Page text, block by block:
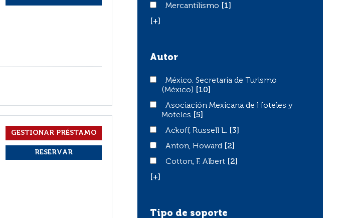
Mercantilismo
Mercantilismo
[1]
[+]
Autor
México. Secretaría de Turismo (México)
México. Secretaría de Turismo
(México)
[10]
Asociación Mexicana de Hoteles y Moteles
Asociación Mexicana de Hoteles y
Moteles
[5]
Ackoff, Russell L.
Ackoff, Russell L.
[3]
Anton, Howard
Anton, Howard
[2]
Cotton, F. Albert
Cotton, F. Albert
[2]
[+]
Tipo de soporte